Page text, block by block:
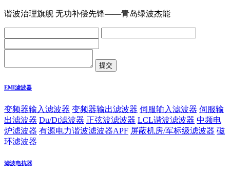
谐波治理旗舰 无功补偿先锋——青岛绿波杰能
EMI滤波器
变频器输入滤波器 变频器输出滤波器 伺服输入滤波器 伺服输
出滤波器 Du/Dt滤波器 正弦波滤波器 LCL谐波滤波器 中频电
炉滤波器 有源电力谐波滤波器APF 屏蔽机房/军标级滤波器 磁
环滤波器
滤波电抗器